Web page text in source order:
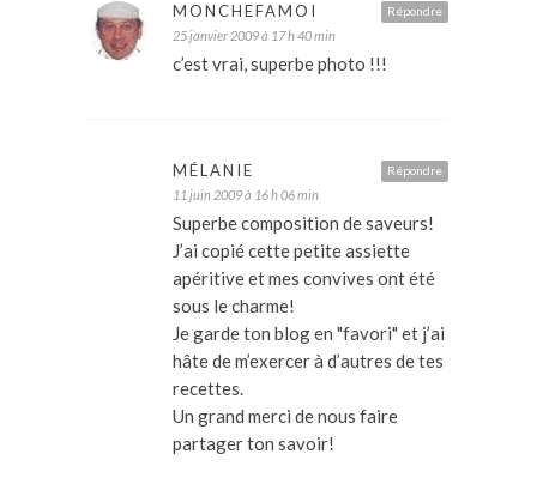
Répondre
MONCHEFAMOI
25 janvier 2009 à 17 h 40 min
c’est vrai, superbe photo !!!
Répondre
MÉLANIE
11 juin 2009 à 16 h 06 min
Superbe composition de saveurs!
J’ai copié cette petite assiette
apéritive et mes convives ont été
sous le charme!
Je garde ton blog en "favori" et j’ai
hâte de m’exercer à d’autres de tes
recettes.
Un grand merci de nous faire
partager ton savoir!